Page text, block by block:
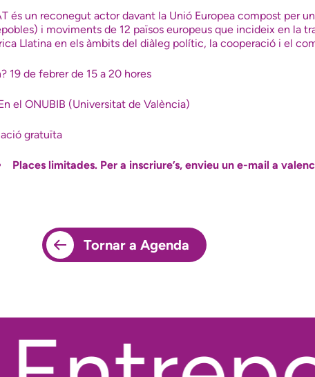
és un reconegut actor davant la Unió Europea compost per
i moviments de 12 països europeus que incideix en la
Llatina en els àmbits del diàleg polític, la cooperació i el
19 de febrer de 15 a 20 hores
el ONUBIB (Universitat de València)
gratuïta
Places limitades. Per a inscriure’s, envieu un e-mail a
Tornar a Agenda